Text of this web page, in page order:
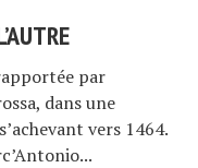
par
dans une
vers 1464.